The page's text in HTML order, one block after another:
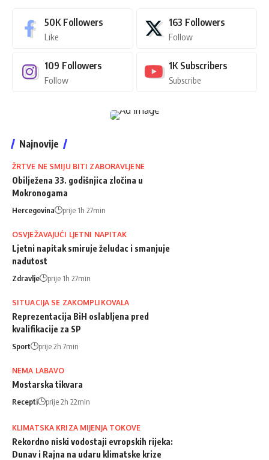
50K Followers
Like
163 Followers
Follow
109 Followers
Follow
1K Subscribers
Subscribe
Najnovije
ŽRTVE NE SMIJU BITI ZABORAVLJENE
Obilježena 33. godišnjica zločina u
Mokronogama
Hercegovina prije 1h 27min
OSVJEŽAVAJUĆI LJETNI NAPITAK
Ljetni napitak smiruje želudac i smanjuje
nadutost
Zdravlje prije 1h 27min
SITUACIJA SE ZAKOMPLIKOVALA
Reprezentacija BiH oslabljena pred
kvalifikacije za SP
Sport prije 2h 7min
NEMA LABAVO
Mostarska tikvara
Recepti prije 2h 22min
KLIMATSKA KRIZA MIJENJA TOKOVE
Rekordno niski vodostaji evropskih rijeka:
Dunav i Rajna na udaru klimatske krize